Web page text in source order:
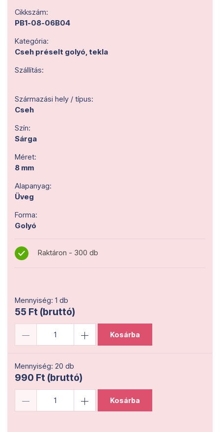
Cikkszám:
PB1-08-06B04
Kategória:
Cseh préselt golyó, tekla
Szállítás:
Származási hely / típus:
Cseh
Szín:
Sárga
Méret:
8 mm
Alapanyag:
Üveg
Forma:
Golyó
Raktáron - 300 db
Mennyiség: 1 db
55 Ft (bruttó)
Kosárba
Mennyiség: 20 db
990 Ft (bruttó)
Kosárba